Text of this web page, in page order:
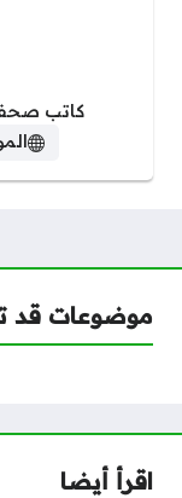
كاتب
موضوعات قد
اقرأ أيضا